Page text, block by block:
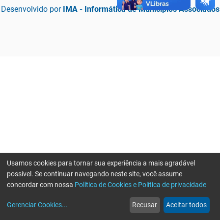
Desenvolvido por IMA - Informática de Municípios Associados
web
Notícias
more_horiz
Mais
Usamos cookies para tornar sua experiência a mais agradável
possível. Se continuar navegando neste site, você assume
concordar com nossa Política de Cookies e Política de privacidade
Gerenciar Cookies... Recusar Aceitar todos
Erro ao enviar informações, por favor tente novamente